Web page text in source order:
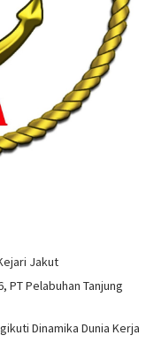
Jakut
PT Pelabuhan Tanjung
Dinamika Dunia Kerja